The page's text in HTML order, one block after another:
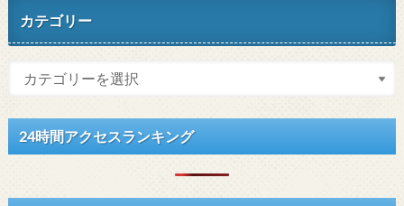
カテゴリー
24時間アクセスランキング